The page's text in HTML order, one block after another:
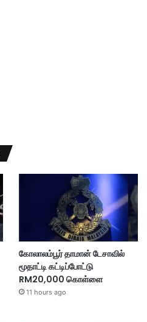
கோலாலம்பூர் தாமான் டேசாவில்
மூதாட்டி கட்டிப்போட்டு
RM20,000 கொள்ளை
11 hours ago